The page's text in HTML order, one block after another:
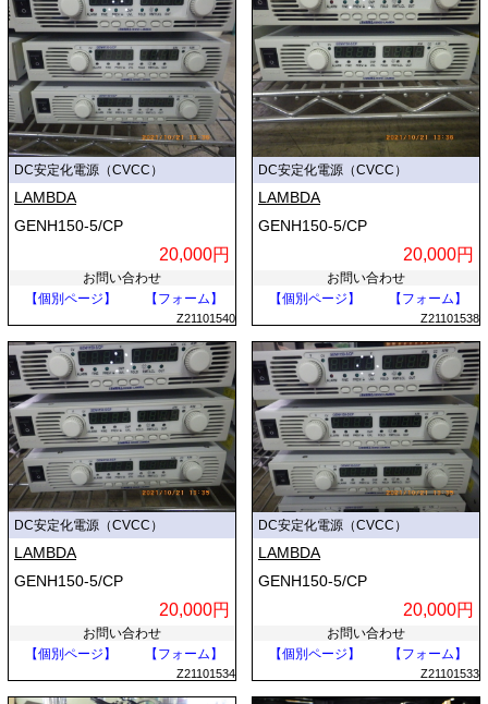
DC安定化電源（CVCC）
LAMBDA
GENH150-5/CP
20,000円
お問い合わせ
【個別ページ】
【フォーム】
Z21101540
DC安定化電源（CVCC）
LAMBDA
GENH150-5/CP
20,000円
お問い合わせ
【個別ページ】
【フォーム】
Z21101538
DC安定化電源（CVCC）
LAMBDA
GENH150-5/CP
20,000円
お問い合わせ
【個別ページ】
【フォーム】
Z21101534
DC安定化電源（CVCC）
LAMBDA
GENH150-5/CP
20,000円
お問い合わせ
【個別ページ】
【フォーム】
Z21101533